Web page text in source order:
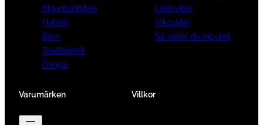
Mountainbikes
Hybrid
Barn
Traditionell
Övriga
Lådcyklar
Vikcyklar
Så väljer du elcykel
Varumärken Villkor